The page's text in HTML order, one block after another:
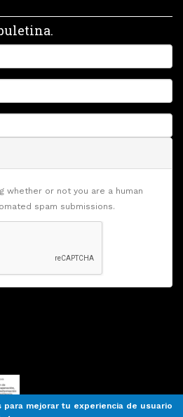
whether or not you are a human
spam submissions.
mejorar tu experiencia de usuario